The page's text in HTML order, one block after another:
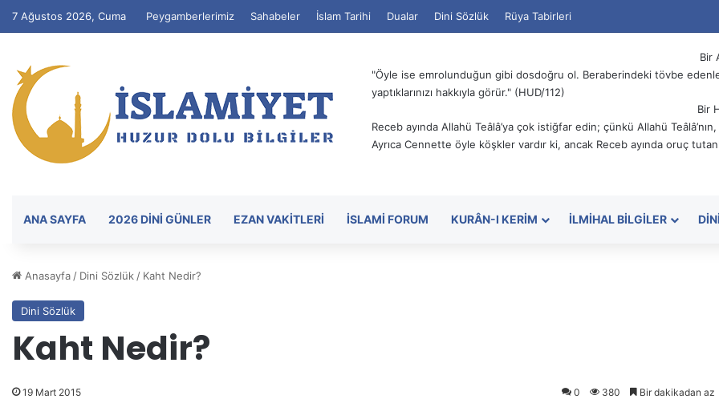
7 Ağustos 2026, Cuma Peygamberlerimiz Sahabeler İslam Tarihi Dualar Dini Sözlük Rüya Tabirleri
Bir
"Öyle ise emrolunduğun gibi dosdoğru ol. Beraberindeki tövbe
yaptıklarınızı hakkıyla görür." (HUD/112)
Bir
Receb ayında Allahü Teâlâ’ya çok istiğfar edin; çünkü Allahü
Ayrıca Cennette öyle köşkler vardır ki, ancak Receb ayında oruç
ANA SAYFA 2026 DİNİ GÜNLER EZAN VAKITLERI İSLAMI FORUM KURÂN-I KERIM İLMIHAL BILGILER
Anasayfa / Dini Sözlük / Kaht Nedir?
Dini Sözlük
Kaht Nedir?
19 Mart 2015 0 380 Bir dakikadan az